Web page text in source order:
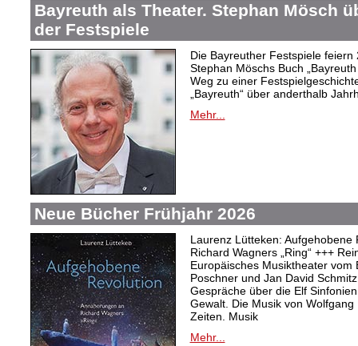
Bayreuth als Theater. Stephan Mösch
der Festspiele
Die Bayreuther Festspiele
Stephan Möschs Buch
Weg zu einer
„Bayreuth“ über anderthalb
Mehr...
Neue Bücher Frühjahr 2026
Laurenz Lütteken: Aufgehobene
Richard Wagners „Ring“ +++
Europäisches Musiktheater vom
Poschner und Jan David
Gespräche über die Elf
Gewalt. Die Musik von
Zeiten. Musik
Mehr...